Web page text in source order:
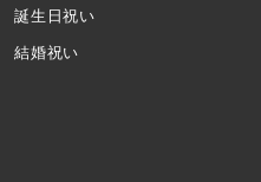
誕生日祝い
結婚祝い